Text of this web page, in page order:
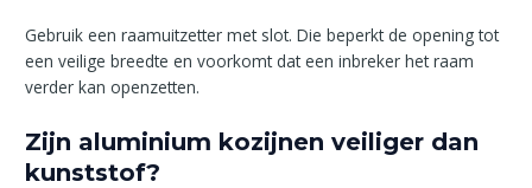
Gebruik een raamuitzetter met slot. Die beperkt de opening tot
een veilige breedte en voorkomt dat een inbreker het raam
verder kan openzetten.
Zijn aluminium kozijnen veiliger dan
kunststof?